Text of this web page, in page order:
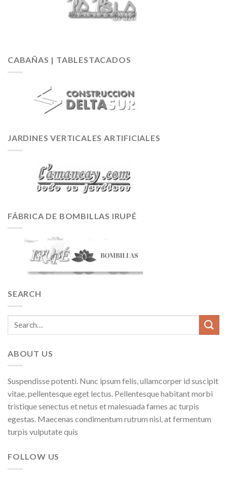
CABAÑAS | TABLESTACADOS
JARDINES VERTICALES ARTIFICIALES
FÁBRICA DE BOMBILLAS IRUPÉ
SEARCH
ABOUT US
Suspendisse potenti. Nunc ipsum felis, ullamcorper id suscipit
vitae, pellentesque eget lectus. Pellentesque habitant morbi
tristique senectus et netus et malesuada fames ac turpis
egestas. Maecenas condimentum rutrum nisl, at fermentum
turpis vulputate quis
FOLLOW US